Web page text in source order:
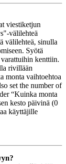
viestiketjun
välilehteä
välilehteä, sinulla
Syötä
kenttiin.
rivillään
monta vaihtoehtoa
set the number of
“Kuinka monta
kesto päivinä (0
käyttäjille